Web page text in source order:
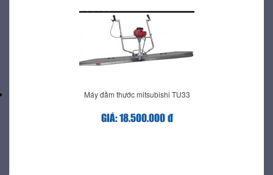
Máy đầm thước mitsubishi TU33
GIÁ: 18.500.000 đ